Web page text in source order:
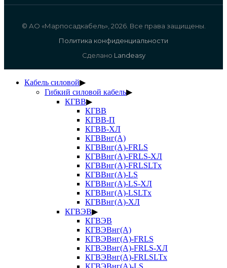
© АО «Марпосадкабель», 2026. Все права защищены.
Политика конфиденциальности
Сделано Landeasy
Кабель силовой▶
Гибкий силовой кабель▶
КГВВ▶
КГВВ
КГВВ-П
КГВВ-ХЛ
КГВВнг(А)
КГВВнг(А)-FRLS
КГВВнг(А)-FRLS-ХЛ
КГВВнг(А)-FRLSLTx
КГВВнг(А)-LS
КГВВнг(А)-LS-ХЛ
КГВВнг(А)-LSLTx
КГВВнг(А)-ХЛ
КГВЭВ▶
КГВЭВ
КГВЭВнг(А)
КГВЭВнг(А)-FRLS
КГВЭВнг(А)-FRLS-ХЛ
КГВЭВнг(А)-FRLSLTx